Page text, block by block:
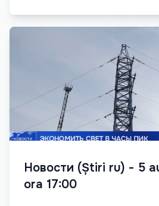
Новости (Știri ru) - 5
ora 17:00